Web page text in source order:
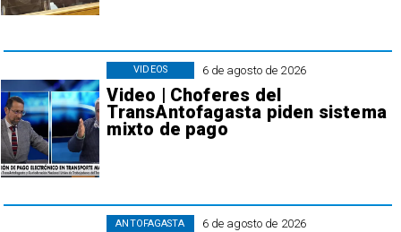
6 de agosto de 2026
Video | Choferes del
TransAntofagasta piden sistema
mixto de pago
VIDEOS
6 de agosto de 2026
ANTOFAGASTA